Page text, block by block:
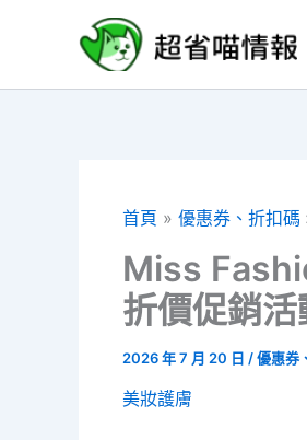
首頁 優惠券、折扣碼
Miss
折價促銷
2026 年 7 月 20 日 /優惠券
美妝護膚